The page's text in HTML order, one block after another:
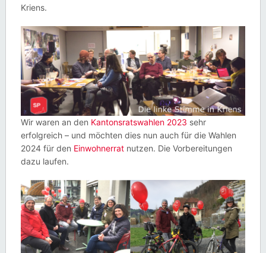
Kriens.
Wir waren an den Kantonsratswahlen 2023 sehr
erfolgreich – und möchten dies nun auch für die Wahlen
2024 für den Einwohnerratnutzen. Die Vorbereitungen
dazu laufen.